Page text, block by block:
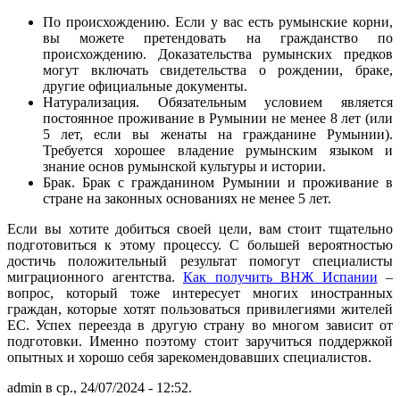
По происхождению. Если у вас есть румынские корни,
вы можете претендовать на гражданство по
происхождению. Доказательства румынских предков
могут включать свидетельства о рождении, браке,
другие официальные документы.
Натурализация. Обязательным условием является
постоянное проживание в Румынии не менее 8 лет (или
5 лет, если вы женаты на гражданине Румынии).
Требуется хорошее владение румынским языком и
знание основ румынской культуры и истории.
Брак. Брак с гражданином Румынии и проживание в
стране на законных основаниях не менее 5 лет.
Если вы хотите добиться своей цели, вам стоит тщательно
подготовиться к этому процессу. С большей вероятностью
достичь положительный результат помогут специалисты
миграционного агентства. Как получить ВНЖ Испании –
вопрос, который тоже интересует многих иностранных
граждан, которые хотят пользоваться привилегиями жителей
ЕС. Успех переезда в другую страну во многом зависит от
подготовки. Именно поэтому стоит заручиться поддержкой
опытных и хорошо себя зарекомендовавших специалистов.
admin в ср., 24/07/2024 - 12:52.